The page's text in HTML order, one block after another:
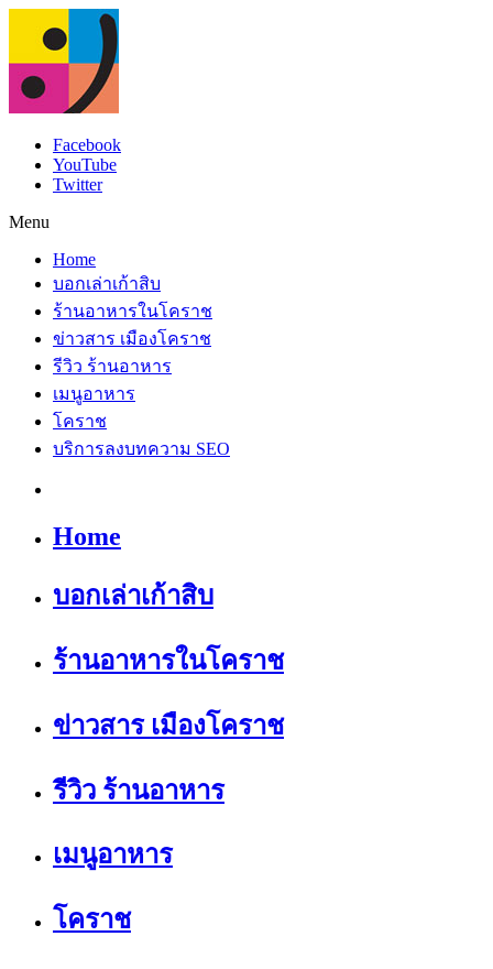
Facebook
YouTube
Twitter
Menu
Home
บอกเล่าเก้าสิบ
ร้านอาหารในโคราช
ข่าวสาร เมืองโคราช
รีวิว ร้านอาหาร
เมนูอาหาร
โคราช
บริการลงบทความ SEO
Home
บอกเล่าเก้าสิบ
ร้านอาหารในโคราช
ข่าวสาร เมืองโคราช
รีวิว ร้านอาหาร
เมนูอาหาร
โคราช